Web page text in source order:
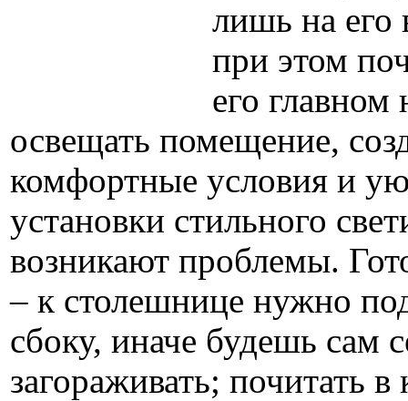
лишь на
при этом
его главном
освещать помещение,
комфортные условия и
установки стильного
возникают проблемы.
– к столешнице нужно
сбоку, иначе будешь сам
загораживать; почитать в